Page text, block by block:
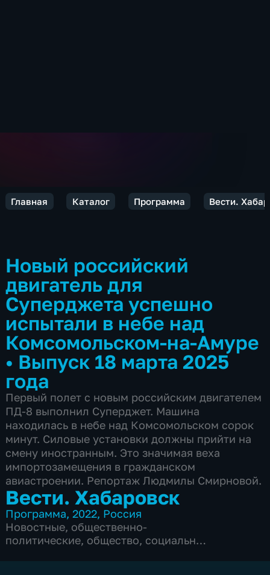
Главная Каталог Программа Вести.
Новый российский
двигатель для
Суперджета успешно
испытали в небе над
Комсомольском-на-Амуре
• Выпуск 18 марта 2025
года
Первый полет с новым российским двигателем
ПД-8 выполнил Суперджет. Машина
находилась в небе над Комсомольском сорок
минут. Силовые установки должны прийти на
смену иностранным. Это значимая веха
импортозамещения в гражданском
авиастроении. Репортаж Людмилы Смирновой.
Вести. Хабаровск
Программа,2022, Россия
Новостные, общественно-
политические, общество, социально-